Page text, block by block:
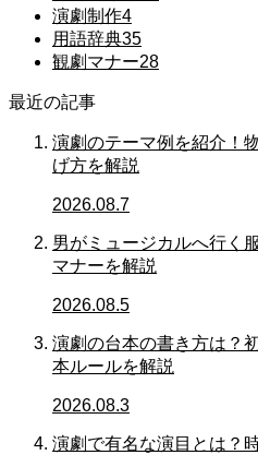
演劇制作4
用語辞典35
観劇マナー28
最近の記事
演劇のテーマ例を紹介！
げ方を解説
2026.08.7
男がミュージカルへ行く
マナーを解説
2026.08.5
演劇の台本の書き方は？
本ルールを解説
2026.08.3
演劇で有名な演目とは？